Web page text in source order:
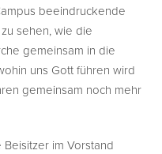
beeindruckende
sehen, wie die
gemeinsam in die
uns Gott führen wird
gemeinsam noch mehr
im Vorstand